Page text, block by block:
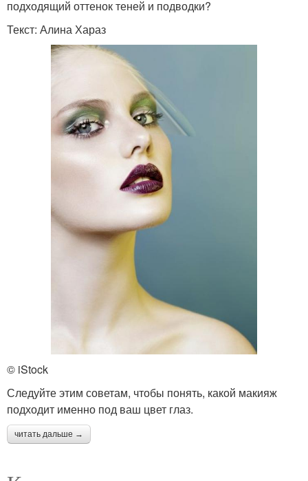
подходящий оттенок теней и подводки?
Текст: Алина Хараз
© iStock
Следуйте этим советам, чтобы понять, какой макияж
подходит именно под ваш цвет глаз.
читать дальше →